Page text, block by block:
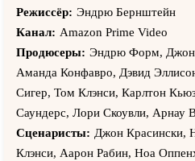
Режиссёр: Эндрю Бернштейн
Канал: Amazon Prime Video
Продюсеры: Эндрю Форм, Джон
Аманда Конфавро, Дэвид
Сигер, Том Клэнси, Карлтон
Саундерс, Лори Скоувли, Арнау
Сценаристы: Джон Красински,
Клэнси, Аарон Рабин, Ноа